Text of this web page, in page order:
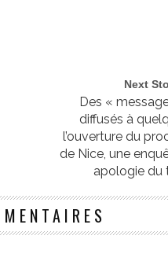
Next
Des «
diffusés à
l’ouverture du
de Nice, une
apologie du